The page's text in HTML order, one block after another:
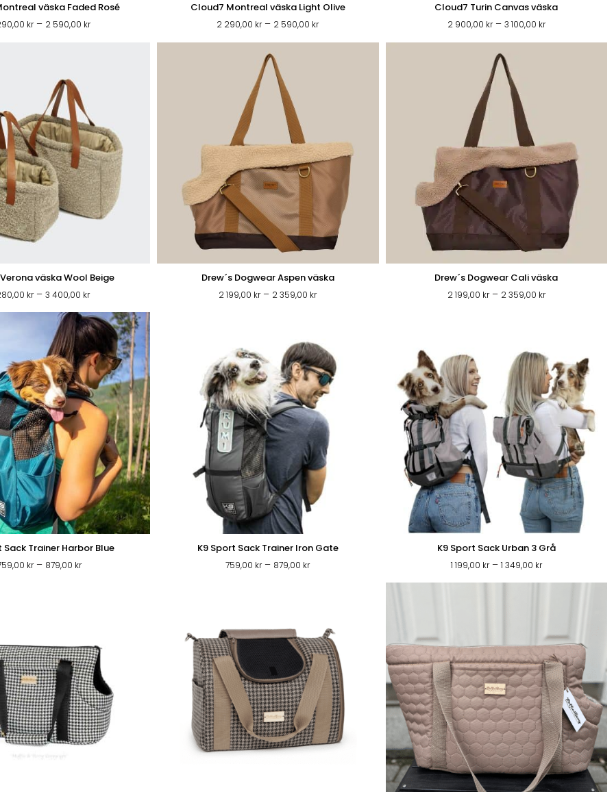
väska Faded Rosé
kr – 2 590,00 krPrisintervall:
Cloud7 Montreal väska Light Olive
2 290,00 kr – 2 590,00 krPrisintervall:
Cloud7 Turin Canvas väska
2 900,00 kr – 3 100,00 krPrisintervall:
väska Wool Beige
kr – 3 400,00 krPrisintervall:
280,00 kr
till
3
400,00 kr
Drew´s Dogwear Aspen väska
2 199,00 kr – 2 359,00 krPrisintervall:
2
359,00 kr
Drew´s Dogwear Cali väska
2 199,00 kr – 2 359,00 krPrisintervall:
359,00 kr
Sack Trainer Harbor Blue
kr – 879,00 krPrisintervall:
K9 Sport Sack Trainer Iron Gate
759,00 kr – 879,00 krPrisintervall:
K9 Sport Sack Urban 3 Grå
1 199,00 kr – 1 349,00 krPrisintervall:
349,00 kr